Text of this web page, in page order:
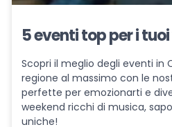
5 eventi top per i
Scopri il meglio degli eventi in
regione al massimo con le
perfette per emozionarti e
weekend ricchi di musica,
uniche!